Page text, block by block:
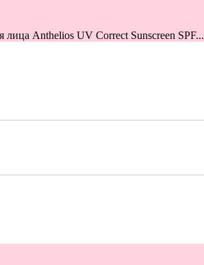
лица Anthelios UV Correct Sunscreen SPF...